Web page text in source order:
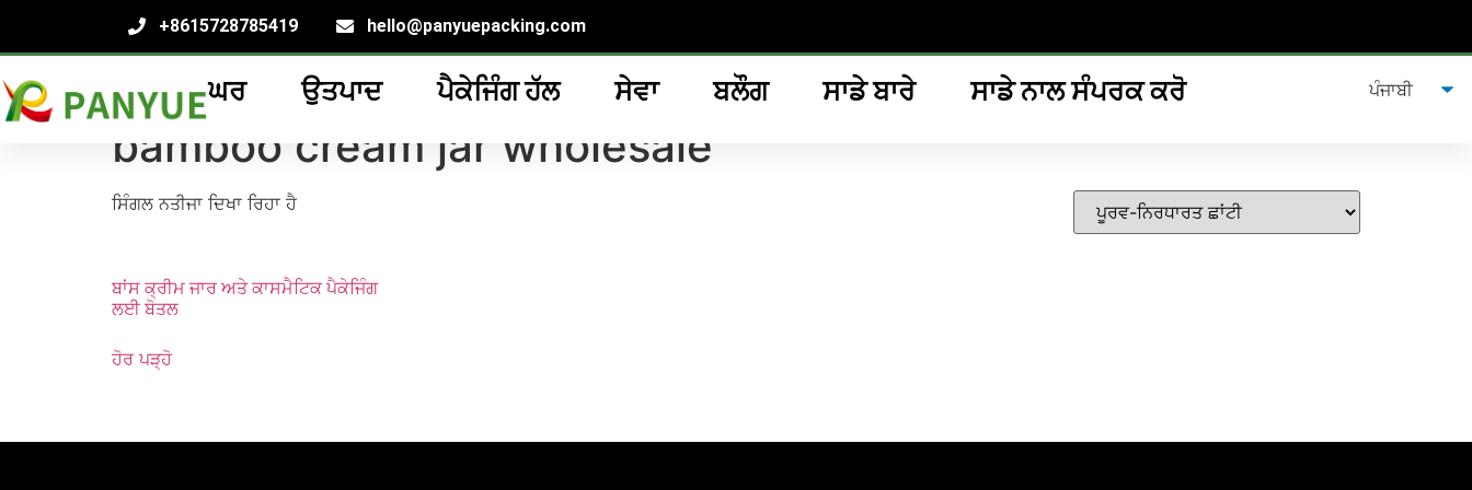
+8615728785419 hello@panyuepacking.com
ਘਰ ਉਤਪਾਦ ਪੈਕੇਜਿੰਗ ਹੱਲ ਸੇਵਾ ਬਲੌਗ ਸਾਡੇ ਬਾਰੇ ਸਾਡੇ ਨਾਲ ਸੰਪਰਕ ਕਰੋ
ਘਰ/ਉਤਪਾਦ/ ਟੈਗ ਕੀਤੇ ਉਤਪਾਦ "bamboo cream jar wholesale
bamboo cream jar wholesale
ਸਿੰਗਲ ਨਤੀਜਾ ਦਿਖਾ ਰਿਹਾ ਹੈ
ਬਾਂਸ ਕ੍ਰੀਮ ਜਾਰ ਅਤੇ ਕਾਸਮੈਟਿਕ ਪੈਕੇਜਿੰਗ
ਲਈ ਬੋਤਲ
ਹੋਰ ਪੜ੍ਹੋ